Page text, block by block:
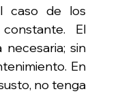
caso de los
El
sin
En
no tenga